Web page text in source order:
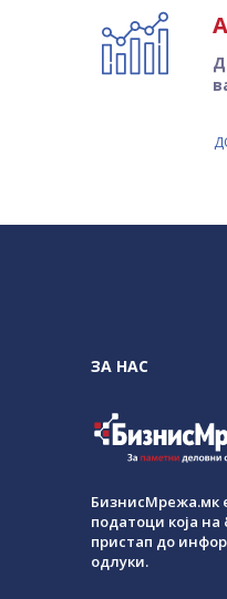
ЗА НАС
БизнисМрежа.мк
податоци која
пристап до
одлуки.